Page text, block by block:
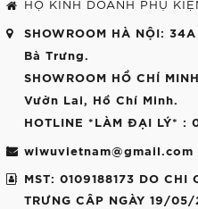
HỘ KINH DOANH PHỤ
SHOWROOM HÀ NỘI: 34A
Bà Trưng.
SHOWROOM HỒ CHÍ MINH
Vườn Lai, Hồ Chí Minh.
HOTLINE *LÀM ĐẠI LÝ* :
wiwuvietnam@gmail.com
MST: 0109188173 DO CHI
TRƯNG CÂP NGÀY 19/